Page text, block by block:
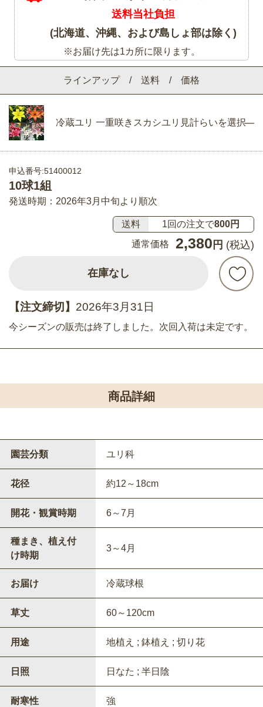
ラインアップ / 送料 / 価格
冷蔵ユリ 一重咲きスカシユリ見計らいを選択
申込番号:51400012
10球1組
発送時期：2026年3月中旬より順次
送料 1回の注文で800円
通常価格
2,380 円 (税込)
在庫なし
【注文締切】 2026年3月31日
今シーズンの販売は終了しました。次回入荷は未定です。
送料当社負担
(北海道、沖縄、および島しょ部は除く)
※お届け先は1カ所に限ります。
商品詳細
園芸分類 ユリ科
花径 約12～18cm
開花・観賞時期 6～7月
種まき、植え付
け時期
3～4月
お届け 冷蔵球根
草丈 60～120cm
用途 地植え ; 鉢植え ; 切り花
日照 日なた ; 半日陰
耐寒性 強